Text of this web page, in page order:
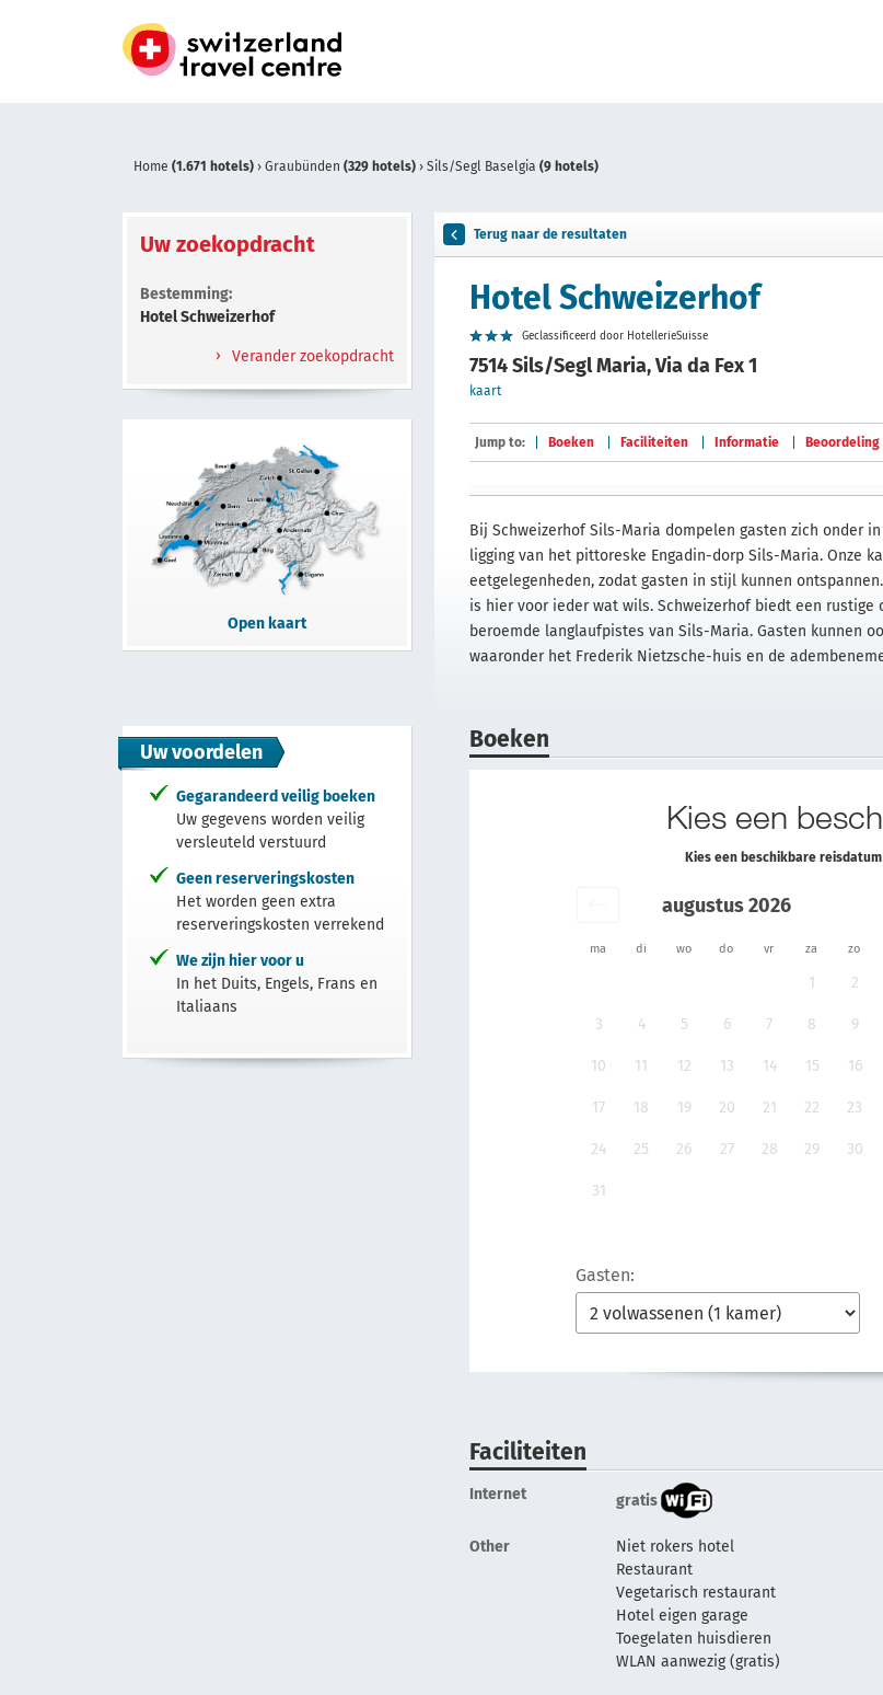
Home (1.671 hotels) › Graubünden (329 hotels) › Sils/Segl Baselgia (9 hotels)
Uw zoekopdracht
Bestemming:
Hotel Schweizerhof
Verander zoekopdracht
Open kaart
Uw voordelen
Gegarandeerd veilig boeken
Uw gegevens worden veilig
versleuteld verstuurd
Geen reserveringskosten
Het worden geen extra
reserveringskosten verrekend
We zijn hier voor u
In het Duits, Engels, Frans en
Italiaans
Terug naar de resultaten
Hotel Schweizerhof
Geclassificeerd door HotellerieSuisse
7514 Sils/Segl Maria, Via da Fex 1
kaart
Jump to: Boeken Faciliteiten Informatie Beoordeling
Bij Schweizerhof Sils-Maria dompelen gasten zich onder
ligging van het pittoreske Engadin-dorp Sils-Maria. Onze
eetgelegenheden, zodat gasten in stijl kunnen
is hier voor ieder wat wils. Schweizerhof biedt een
beroemde langlaufpistes van Sils-Maria. Gasten kunnen
waaronder het Frederik Nietzsche-huis en de
Boeken
Kies een
Kies een beschikbare
ma di wo do vr za zo
augustus 2026
1 2
3 4 5 6 7 8 9
10 11 12 13 14 15 16
17 18 19 20 21 22 23
24 25 26 27 28 29 30
31
Gasten:
Faciliteiten
Internet gratis
Other Niet rokers hotel
Restaurant
Vegetarisch restaurant
Hotel eigen garage
Toegelaten huisdieren
WLAN aanwezig (gratis)